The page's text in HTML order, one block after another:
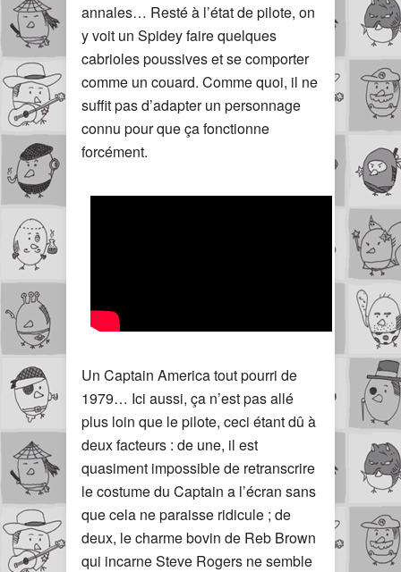
annales… Resté à l’état de pilote, on
y voit un Spidey faire quelques
cabrioles poussives et se comporter
comme un couard. Comme quoi, il ne
suffit pas d’adapter un personnage
connu pour que ça fonctionne
forcément.
Un Captain America tout pourri de
1979… Ici aussi, ça n’est pas allé
plus loin que le pilote, ceci étant dû à
deux facteurs : de une, il est
quasiment impossible de retranscrire
le costume du Captain a l’écran sans
que cela ne paraisse ridicule ; de
deux, le charme bovin de Reb Brown
qui incarne Steve Rogers ne semble